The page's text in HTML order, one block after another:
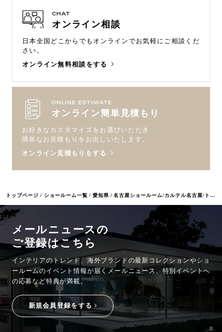
トップページ ショールーム一覧 愛知県 名古屋ショールーム/カルテル名古屋/トーヨーキッチンスタイルショップ
CHAT
オンライン相談
日本全国どこからでもオンラインでお気軽にご相談くだ
さい。
オンライン無料相談をする
ONLINE ESTIMATE
オンライン簡単見積もり
お好きなカスタマイズをお選びいただき
簡単なお見積もりをお出しいたします。
オンライン見積もりをする
メールニュースの
ご登録はこちら
インテリアのトレンド、海外ブランドの最新コレクションやショ
ールームのイベント情報が 届くメールニュース、特別イベントへ
の応募など特典が満載。
新規会員登録をする